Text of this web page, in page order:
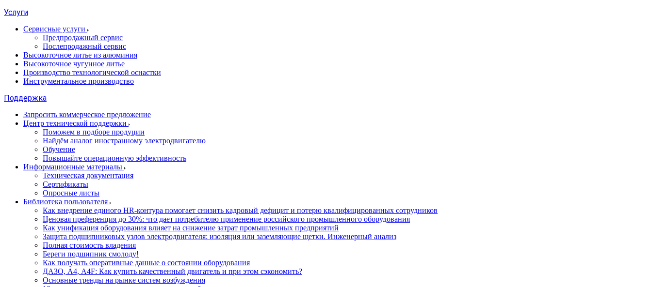
Услуги
Сервисные услуги
Предпродажный сервис
Послепродажный сервис
Высокоточное литье из алюминия
Высокоточное чугунное литье
Производство технологической оснастки
Инструментальное производство
Поддержка
Запросить коммерческое предложение
Центр технической поддержки
Поможем в подборе продуции
Найдём аналог иностранному электродвигателю
Обучение
Повышайте операционную эффективность
Информационные материалы
Техническая документация
Сертификаты
Опросные листы
Библиотека пользователя
Как внедрение единого HR-контура помогает снизить кадровый дефицит и потерю квалифицированных сотрудников
Ценовая преференция до 30%: что дает потребителю применение российского промышленного оборудования
Как унификация оборудования влияет на снижение затрат промышленных предприятий
Защита подшипниковых узлов электродвигателя: изоляция или заземляющие щетки. Инженерный анализ
Полная стоимость владения
Береги подшипник смолоду!
Как получать оперативные данные о состоянии оборудования
ДАЗО, А4, А4F: Как купить качественный двигатель и при этом сэкономить?
Основные тренды на рынке систем возбуждения